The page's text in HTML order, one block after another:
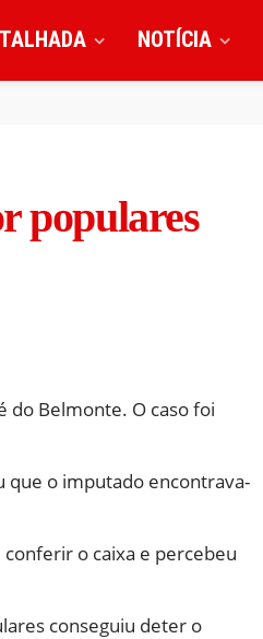
NOTÍCIA
populares
do Belmonte. O caso foi
que o imputado encontrava-
o caixa e percebeu
conseguiu deter o